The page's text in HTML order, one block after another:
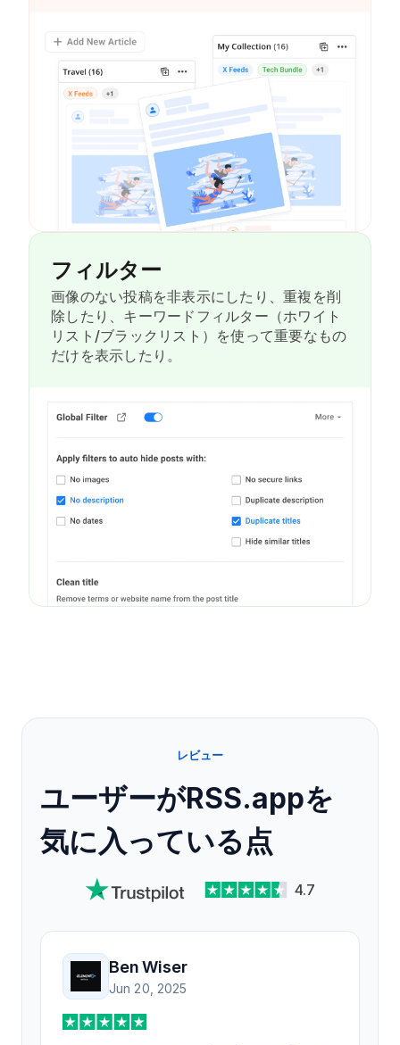
フィルター
画像のない投稿を非表示にしたり、重複を削
除したり、キーワードフィルター（ホワイト
リスト/ブラックリスト）を使って重要なもの
だけを表示したり。
レビュー
ユーザーがRSS.appを
気に入っている点
4.7
Ben Wiser
Jun 20, 2025